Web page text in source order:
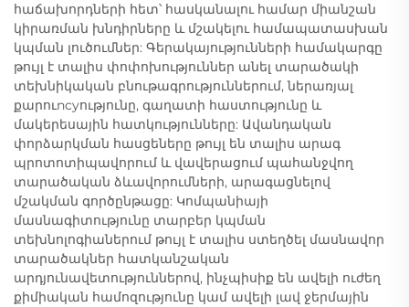
հաճախորդների հետ՝ հասկանալու համար միանշան
կիրառման խնդիրները և մշակելու համապատասխան
կպման լուծումներ: Գերակայությունների համակարգը
թույլ է տալիս փոփոխություններ անել տարածակի
տեխնիկական բնութագրություններում, ներառյալ
քարուncyությունը, գաղատի հաստությունը և
մակերեսային հատկությունները: Ավանդական
փորձարկման հասցեները թույլ են տալիս արագ
պրոտոտիպավորում և վավերացում պահանջվող
տարածական ձևավորումների, արագացնելով
մշակման գործընթացը: Կոմպանիայի
մասնագիտությունը տարբեր կպման
տեխնոլոգիաներում թույլ է տալիս ստեղծել մասնավոր
տարածակներ հատկանշական
արդյունավետություններով, ինչպիսիք են ավելի ուժեղ
քիմիական համոզությունը կամ ավելի լավ ջերմային